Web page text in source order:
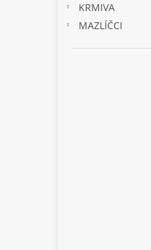
KRMIVA
MAZLÍČCI